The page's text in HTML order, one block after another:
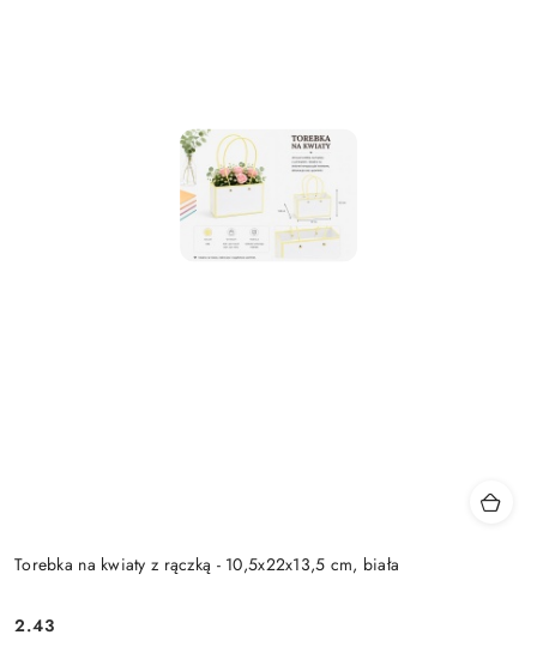
Torebka na kwiaty z rączką - 10,5x22x13,5 cm, biała
2.43